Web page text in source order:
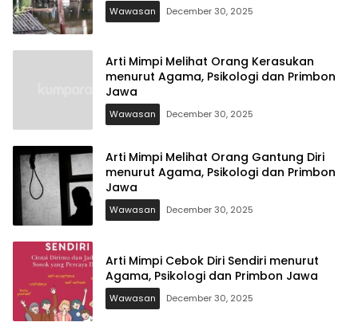
Wawasan December 30, 2025
Arti Mimpi Melihat Orang Kerasukan
menurut Agama, Psikologi dan Primbon
Jawa
Wawasan December 30, 2025
Arti Mimpi Melihat Orang Gantung Diri
menurut Agama, Psikologi dan Primbon
Jawa
Wawasan December 30, 2025
Arti Mimpi Cebok Diri Sendiri menurut
Agama, Psikologi dan Primbon Jawa
Wawasan December 30, 2025